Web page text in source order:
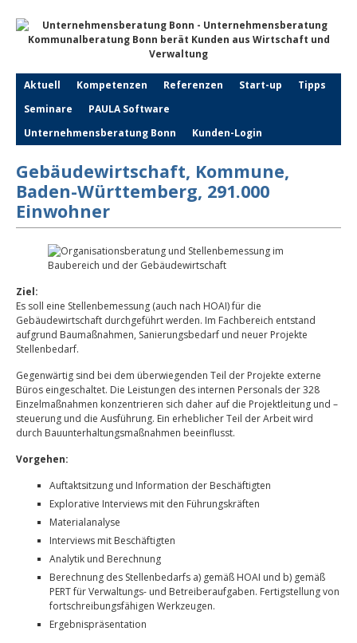
Aktuell Kompetenzen Referenzen Start-up
Tipps
Seminare
PAULA Software
Unternehmensberatung Bonn
Kunden-Login
Gebäudewirtschaft, Kommune,
Baden-Württemberg, 291.000
Einwohner
Ziel:
Es soll eine Stellenbemessung (auch nach HOAI) für die
Gebäudewirtschaft durchgeführt werden. Im Fachbereich entstand
aufgrund Baumaßnahmen, Sanierungsbedarf und neuer Projekte
Stellenbedarf.
Gegenwärtig sind bei dem überwiegenden Teil der Projekte externe
Büros eingeschaltet. Die Leistungen des internen Personals der 328
Einzelmaßnahmen konzentrieren sich daher auf die Projektleitung und –
steuerung und die Ausführung. Ein erheblicher Teil der Arbeit wird
durch Bauunterhaltungsmaßnahmen beeinflusst.
Vorgehen:
Auftaktsitzung und Information der Beschäftigten
Explorative Interviews mit den Führungskräften
Materialanalyse
Interviews mit Beschäftigten
Analytik und Berechnung
Berechnung des Stellenbedarfs a) gemäß HOAI und b) gemäß
PERT für Verwaltungs- und Betreiberaufgaben. Fertigstellung von
fortschreibungsfähigen Werkzeugen.
Ergebnispräsentation